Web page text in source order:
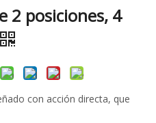
2 posiciones, 4
con acción directa, que